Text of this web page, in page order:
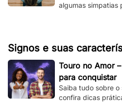
algumas simpatias
Signos e suas
Touro no Amor
para conquistar
Saiba tudo sobre o
confira dicas